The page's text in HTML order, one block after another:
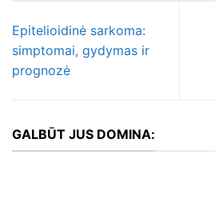
Epitelioidinė sarkoma:
simptomai, gydymas ir
prognozė
GALBŪT JUS DOMINA: